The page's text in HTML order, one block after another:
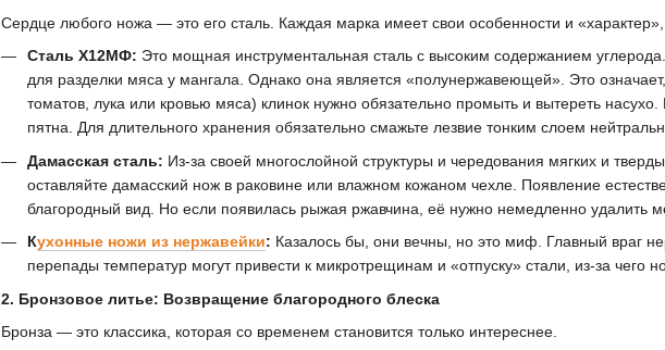
Сердце любого ножа — это его сталь. Каждая марка имеет свои особенности и
Сталь Х12МФ: Это мощная инструментальная сталь с высоким содержанием
для разделки мяса у мангала. Однако она является «полунержавеющей». Это
томатов, лука или кровью мяса) клинок нужно обязательно промыть и вытереть
пятна. Для длительного хранения обязательно смажьте лезвие тонким слоем
Дамасская сталь: Из-за своей многослойной структуры и чередования мягких и
оставляйте дамасский нож в раковине или влажном кожаном чехле. Появление
благородный вид. Но если появилась рыжая ржавчина, её нужно немедленно удалить
Кухонные ножи из нержавейки: Казалось бы, они вечны, но это миф. Главный враг
перепады температур могут привести к микротрещинам и «отпуску» стали, из-за чего
2. Бронзовое литье: Возвращение благородного блеска
Бронза — это классика, которая со временем становится только интереснее.